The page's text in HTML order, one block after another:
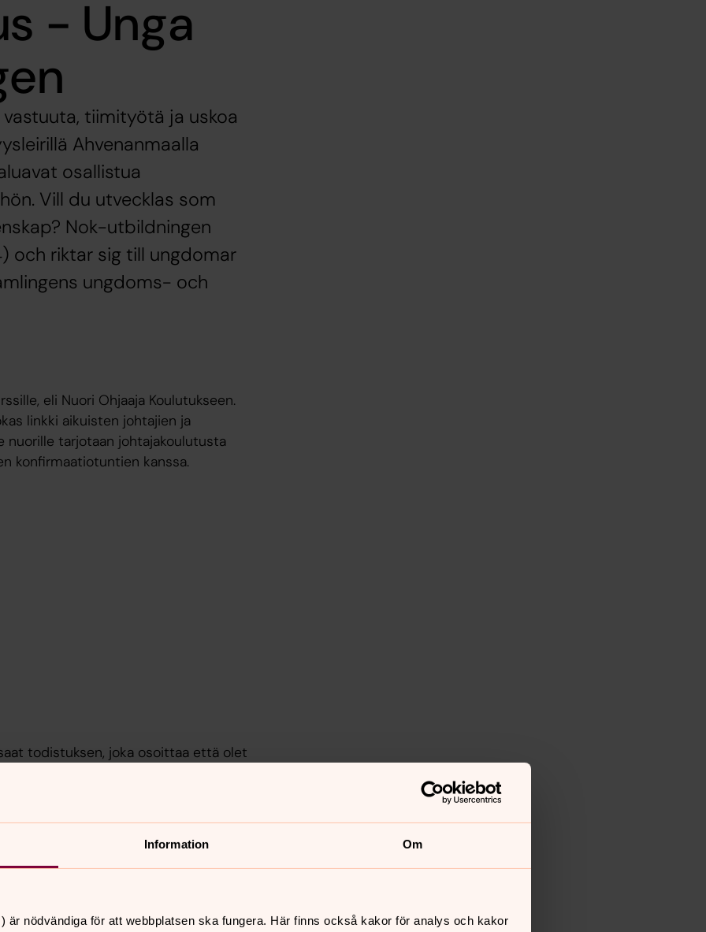
Information Om
är nödvändiga för att webbplatsen ska fungera. Här finns också kakor för analys och kakor
- Unga
tiimityötä ja uskoa
Ahvenanmaalla
osallistua
Vill du utvecklas som
Nok-utbildningen
och riktar sig till ungdomar
ungdoms- och
eli Nuori Ohjaaja Koulutukseen.
linkki aikuisten johtajien ja
nuorille tarjotaan johtajakoulutusta
konfirmaatiotuntien kanssa.
todistuksen, joka osoittaa että olet
dvs Ung Ledarutbilningen.